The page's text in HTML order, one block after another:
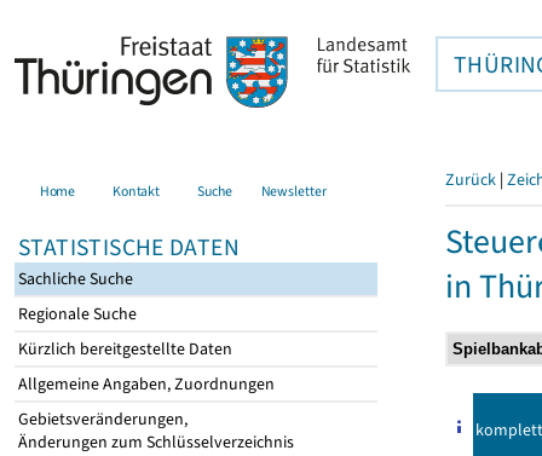
Home Kontakt Suche Newsletter
STATISTISCHE DATEN
Sachliche Suche
Regionale Suche
Kürzlich bereitgestellte Daten
Allgemeine Angaben, Zuordnungen
Gebietsveränderungen,
Änderungen zum Schlüsselverzeichnis
Zurück |
in
komplett